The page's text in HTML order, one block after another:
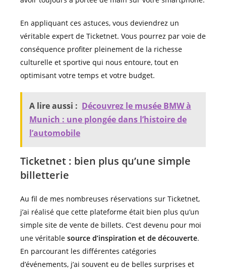
En appliquant ces astuces, vous deviendrez un
véritable expert de Ticketnet. Vous pourrez par voie de
conséquence profiter pleinement de la richesse
culturelle et sportive qui nous entoure, tout en
optimisant votre temps et votre budget.
A lire aussi : Découvrez le musée BMW à
Munich : une plongée dans l’histoire de
l’automobile
Ticketnet : bien plus qu’une simple
billetterie
Au fil de mes nombreuses réservations sur Ticketnet,
j’ai réalisé que cette plateforme était bien plus qu’un
simple site de vente de billets. C’est devenu pour moi
une véritable source d’inspiration et de découverte.
En parcourant les différentes catégories
d’événements, j’ai souvent eu de belles surprises et